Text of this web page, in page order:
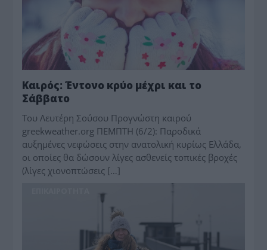
Καιρός: Έντονο κρύο μέχρι και το
Σάββατο
Toυ Λευτέρη Σούσου Προγνώστη καιρού
greekweather.org ΠΕΜΠΤΗ (6/2): Παροδικά
αυξημένες νεφώσεις στην ανατολική κυρίως Ελλάδα,
οι οποίες θα δώσουν λίγες ασθενείς τοπικές βροχές
(λίγες χιονοπτώσεις […]